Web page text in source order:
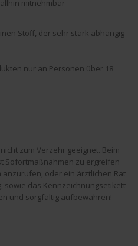
mitnehmbar
Stoff, der sehr stark abhängig
nur an Personen über 18
zum Verzehr geeignet. Beim
Sofortmaßnahmen zu ergreifen
oder ein ärztlichen Rat
sowie das Kennzeichnungsetikett
und sorgfältig aufbewahren!